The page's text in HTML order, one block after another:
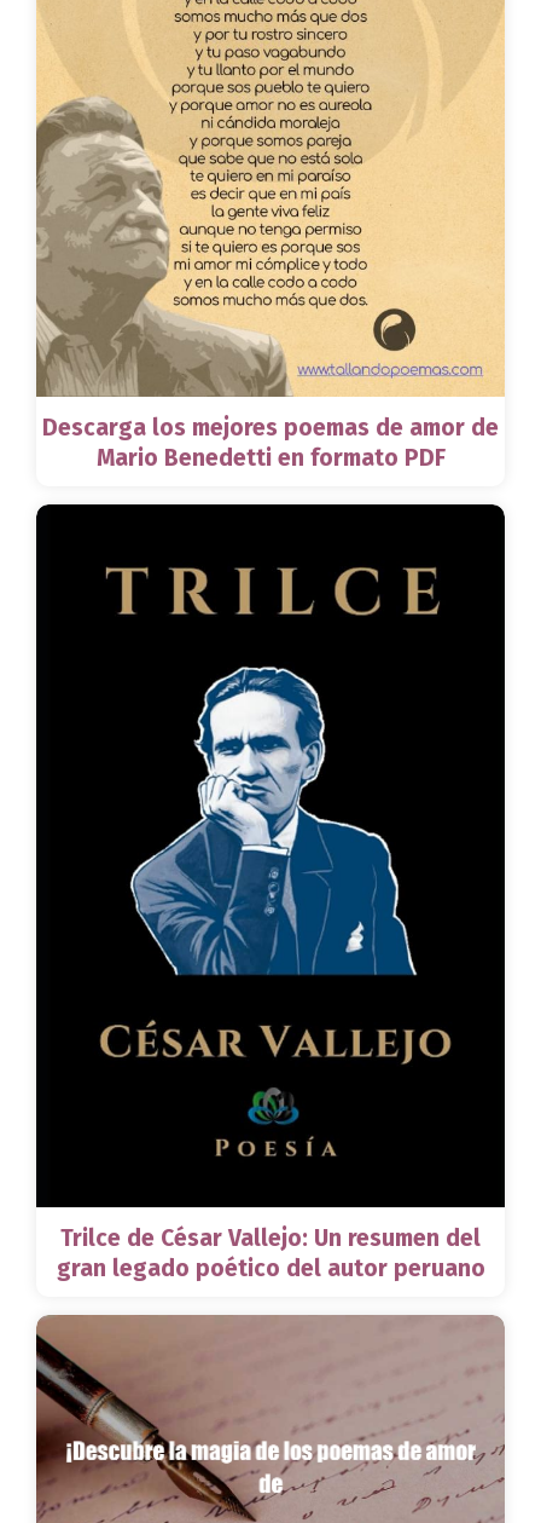
Descarga los mejores poemas de amor de
Mario Benedetti en formato PDF
Trilce de César Vallejo: Un resumen del
gran legado poético del autor peruano